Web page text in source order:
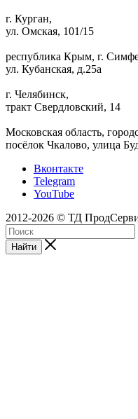
г. Курган,
ул. Омская, 101/15
республика Крым, г.
ул. Кубанская, д.25а
г. Челябинск,
тракт Свердловский, 14
Московская область,
посёлок Чкалово, улица
Вконтакте
Telegram
YouTube
2012-2026 © ТД
Найти